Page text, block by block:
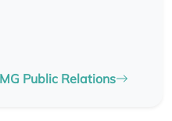
Public Relations